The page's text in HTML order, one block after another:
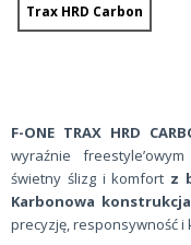
Trax HRD Carbon
F-ONE TRAX HRD
wyraźnie
świetny ślizg i komfort z
Karbonowa konstrukcja
precyzję, responsywność i